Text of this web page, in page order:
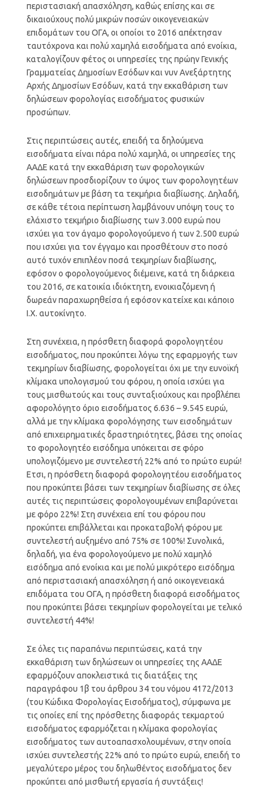
περιστασιακή απασχόληση, καθώς επίσης και σε
δικαιούχους πολύ μικρών ποσών οικογενειακών
επιδομάτων του ΟΓΑ, οι οποίοι το 2016 απέκτησαν
ταυτόχρονα και πολύ χαμηλά εισοδήματα από ενοίκια,
καταλογίζουν φέτος οι υπηρεσίες της πρώην Γενικής
Γραμματείας Δημοσίων Εσόδων και νυν Ανεξάρτητης
Αρχής Δημοσίων Εσόδων, κατά την εκκαθάριση των
δηλώσεων φορολογίας εισοδήματος φυσικών
προσώπων.
Στις περιπτώσεις αυτές, επειδή τα δηλούμενα
εισοδήματα είναι πάρα πολύ χαμηλά, οι υπηρεσίες της
ΑΑΔΕ κατά την εκκαθάριση των φορολογικών
δηλώσεων προσδιορίζουν το ύψος των φορολογητέων
εισοδημάτων με βάση τα τεκμήρια διαβίωσης. Δηλαδή,
σε κάθε τέτοια περίπτωση λαμβάνουν υπόψη τους το
ελάχιστο τεκμήριο διαβίωσης των 3.000 ευρώ που
ισχύει για τον άγαμο φορολογούμενο ή των 2.500 ευρώ
που ισχύει για τον έγγαμο και προσθέτουν στο ποσό
αυτό τυχόν επιπλέον ποσά τεκμηρίων διαβίωσης,
εφόσον ο φορολογούμενος διέμεινε, κατά τη διάρκεια
του 2016, σε κατοικία ιδιόκτητη, ενοικιαζόμενη ή
δωρεάν παραχωρηθείσα ή εφόσον κατείχε και κάποιο
Ι.Χ. αυτοκίνητο.
Στη συνέχεια, η πρόσθετη διαφορά φορολογητέου
εισοδήματος, που προκύπτει λόγω της εφαρμογής των
τεκμηρίων διαβίωσης, φορολογείται όχι με την ευνοϊκή
κλίμακα υπολογισμού του φόρου, η οποία ισχύει για
τους μισθωτούς και τους συνταξιούχους και προβλέπει
αφορολόγητο όριο εισοδήματος 6.636 – 9.545 ευρώ,
αλλά με την κλίμακα φορολόγησης των εισοδημάτων
από επιχειρηματικές δραστηριότητες, βάσει της οποίας
το φορολογητέο εισόδημα υπόκειται σε φόρο
υπολογιζόμενο με συντελεστή 22% από το πρώτο ευρώ!
Eτσι, η πρόσθετη διαφορά φορολογητέου εισοδήματος
που προκύπτει βάσει των τεκμηρίων διαβίωσης σε όλες
αυτές τις περιπτώσεις φορολογουμένων επιβαρύνεται
με φόρο 22%! Στη συνέχεια επί του φόρου που
προκύπτει επιβάλλεται και προκαταβολή φόρου με
συντελεστή αυξημένο από 75% σε 100%! Συνολικά,
δηλαδή, για ένα φορολογούμενο με πολύ χαμηλό
εισόδημα από ενοίκια και με πολύ μικρότερο εισόδημα
από περιστασιακή απασχόληση ή από οικογενειακά
επιδόματα του ΟΓΑ, η πρόσθετη διαφορά εισοδήματος
που προκύπτει βάσει τεκμηρίων φορολογείται με τελικό
συντελεστή 44%!
Σε όλες τις παραπάνω περιπτώσεις, κατά την
εκκαθάριση των δηλώσεων οι υπηρεσίες της ΑΑΔΕ
εφαρμόζουν αποκλειστικά τις διατάξεις της
παραγράφου 1β του άρθρου 34 του νόμου 4172/2013
(του Κώδικα Φορολογίας Εισοδήματος), σύμφωνα με
τις οποίες επί της πρόσθετης διαφοράς τεκμαρτού
εισοδήματος εφαρμόζεται η κλίμακα φορολογίας
εισοδήματος των αυτοαπασχολουμένων, στην οποία
ισχύει συντελεστής 22% από το πρώτο ευρώ, επειδή το
μεγαλύτερο μέρος του δηλωθέντος εισοδήματος δεν
προκύπτει από μισθωτή εργασία ή συντάξεις!